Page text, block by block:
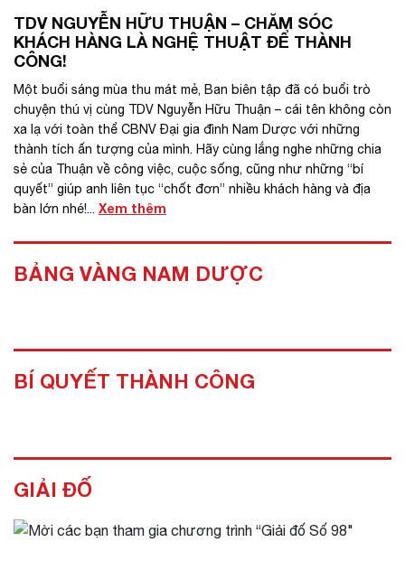
TDV NGUYỄN HỮU THUẬN – CHĂM SÓC
KHÁCH HÀNG LÀ NGHỆ THUẬT ĐỂ THÀNH
CÔNG!
Một buổi sáng mùa thu mát mẻ, Ban biên tập đã có buổi trò
chuyện thú vị cùng TDV Nguyễn Hữu Thuận – cái tên không còn
xa lạ với toàn thể CBNV Đại gia đình Nam Dược với những
thành tích ấn tượng của mình. Hãy cùng lắng nghe những chia
sẻ của Thuận về công việc, cuộc sống, cũng như những “bí
quyết” giúp anh liên tục “chốt đơn” nhiều khách hàng và địa
bàn lớn nhé!... Xem thêm
BẢNG VÀNG NAM DƯỢC
BÍ QUYẾT THÀNH CÔNG
GIẢI ĐỐ